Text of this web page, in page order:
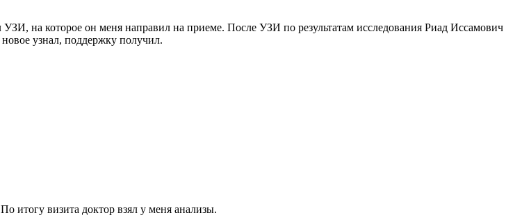
на которое он меня направил на приеме. После УЗИ по результатам исследования Риад Иссамович
узнал, поддержку получил.
итогу визита доктор взял у меня анализы.